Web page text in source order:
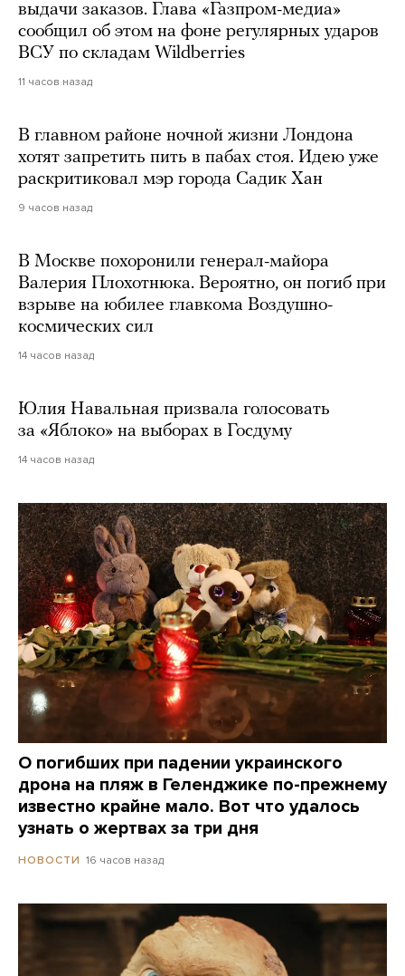
выдачи заказов. Глава «Газпром-медиа»
сообщил об этом на фоне регулярных ударов
ВСУ по складам Wildberries
11 часов назад
В главном районе ночной жизни Лондона
хотят запретить пить в пабах стоя. Идею уже
раскритиковал мэр города Садик Хан
9 часов назад
В Москве похоронили генерал-майора
Валерия Плохотнюка. Вероятно, он погиб при
взрыве на юбилее главкома Воздушно-
космических сил
14 часов назад
Юлия Навальная призвала голосовать
за «Яблоко» на выборах в Госдуму
14 часов назад
О погибших при падении украинского
дрона на пляж в Геленджике по-прежнему
известно крайне мало. Вот что удалось
узнать о жертвах за три дня
НОВОСТИ 16 часов назад